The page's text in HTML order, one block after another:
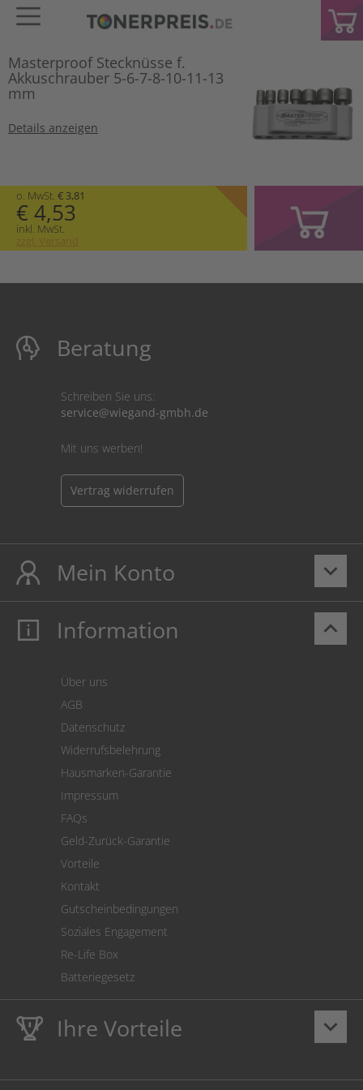
Masterproof Stecknüsse f.
Akkuschrauber 5-6-7-8-10-11-13
mm
Details anzeigen
o. MwSt. € 3,81
€ 4,53
inkl. MwSt.
zzgl. Versand
Beratung
Schreiben Sie uns:
service@wiegand-gmbh.de
Mit uns werben!
Vertrag widerrufen
keyboard_arrow_down
Mein Konto
Mein Konto
Cookie Einstellungen
keyboard_arrow_up
Information
Über uns
AGB
Datenschutz
Widerrufsbelehrung
Hausmarken-Garantie
Impressum
FAQs
Geld-Zurück-Garantie
Vorteile
Kontakt
Gutscheinbedingungen
Soziales Engagement
Re-Life Box
Batteriegesetz
keyboard_arrow_down
Ihre Vorteile
LebenslangeHausmarke Garantieauf Toner und Tinte